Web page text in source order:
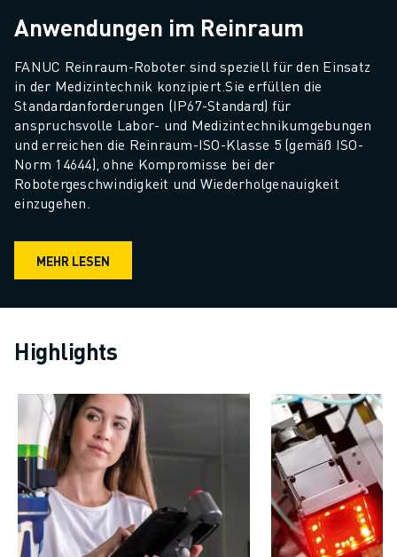
Anwendungen im Reinraum
FANUC Reinraum-Roboter sind speziell für den Einsatz
in der Medizintechnik konzipiert.Sie erfüllen die
Standardanforderungen (IP67-Standard) für
anspruchsvolle Labor- und Medizintechnikumgebungen
und erreichen die Reinraum-ISO-Klasse 5 (gemäß ISO-
Norm 14644), ohne Kompromisse bei der
Robotergeschwindigkeit und Wiederholgenauigkeit
einzugehen.
MEHR LESEN
Highlights